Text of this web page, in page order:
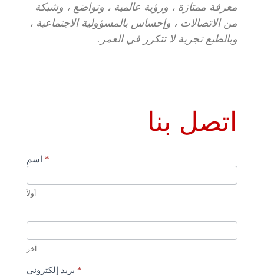
معرفة ممتازة ، ورؤية عالمية ، وتواضع ، وشبكة
من الاتصالات ، وإحساس بالمسؤولية الاجتماعية ،
وبالطبع تجربة لا تتكرر في العمر.
اتصل بنا
الولايات
الأمريكية
*
أولاً
آخر
*